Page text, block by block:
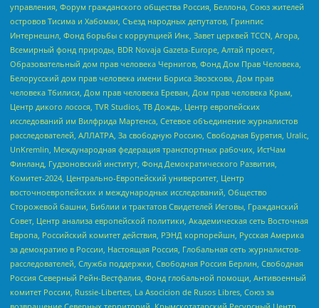
управления, Форум гражданского общества Россия, Беллона, Союз жителей
островов Тисима и Хабомаи, Съезд народных депутатов, Гринпис
Интернешнл, Фонд борьбы с коррупцией Инк, Завет церквей TCCN, Агора,
Всемирный фонд природы, BDR Novaja Gazeta-Europe, Алтай проект,
Образовательный дом прав человека Чернигов, Фонд Дом Прав Человека,
Белорусский дом прав человека имени Бориса Звозскова, Дом прав
человека Тбилиси, Дом прав человека Ереван, Дом прав человека Крым,
Центр дикого лосося, TVR Studios, ТВ Дождь, Центр европейских
исследований им Вилфрида Мартенса, Сетевое объединение журналистов
расследователей, АЛЛАТРА, За свободную Россию, Свободная Бурятия, Uralic,
UnKremlin, Международная федерация транспортных рабочих, ИстЧам
Финланд, Гудзоновский институт, Фонд Демократического Развития,
Комитет-2024, Центрально-Европейский университет, Центр
восточноевропейских и международных исследований, Общество
Сторожевой башни, Библии и трактатов Свидетелей Иеговы, Гражданский
Совет, Центр анализа европейской политики, Академическая сеть Восточная
Европа, Российский комитет действия, РЭНД корпорейшн, Русская Америка
за демократию в России, Настоящая Россия, Глобальная сеть журналистов-
расследователей, Служба поддержки, Свободная Россия Берлин, Свободная
Россия Северный Рейн-Вестфалия, Фонд глобальной помощи, Антивоенный
комитет России, Russie-Libertes, La Asocicion de Rusos Libres, Союз за